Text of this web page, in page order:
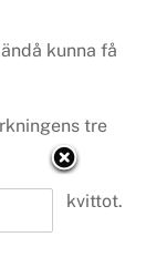
kunna få
tre
på kvittot.